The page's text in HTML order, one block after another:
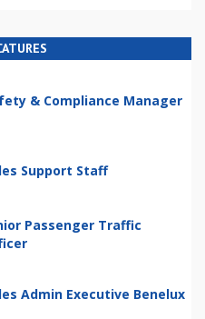
& Compliance Manager
Support Staff
Passenger Traffic
Admin Executive Benelux